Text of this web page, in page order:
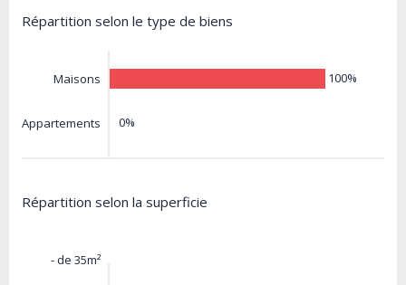
Répartition selon le type de biens
Maisons
Appartements
100%
0%
Répartition selon la superficie
- de 35m²